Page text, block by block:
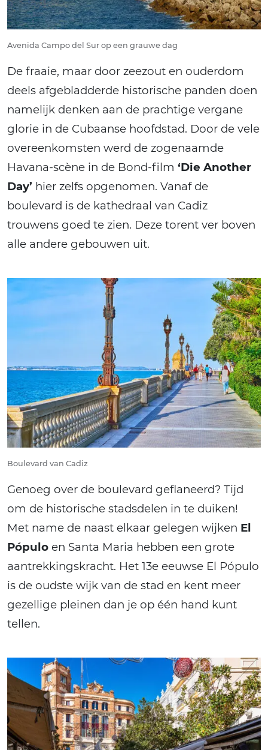
Avenida Campo del Sur op een grauwe dag
De fraaie, maar door zeezout en ouderdom
deels afgebladderde historische panden doen
namelijk denken aan de prachtige vergane
glorie in de Cubaanse hoofdstad. Door de vele
overeenkomsten werd de zogenaamde
Havana-scène in de Bond-film ‘Die Another
Day’ hier zelfs opgenomen. Vanaf de
boulevard is de kathedraal van Cadiz
trouwens goed te zien. Deze torent ver boven
alle andere gebouwen uit.
Boulevard van Cadiz
Genoeg over de boulevard geflaneerd? Tijd
om de historische stadsdelen in te duiken!
Met name de naast elkaar gelegen wijken El
Pópulo en Santa Maria hebben een grote
aantrekkingskracht. Het 13e eeuwse El Pópulo
is de oudste wijk van de stad en kent meer
gezellige pleinen dan je op één hand kunt
tellen.